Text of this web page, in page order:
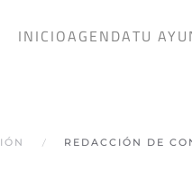
INICIOAGENDATU
REDACCIÓN DE